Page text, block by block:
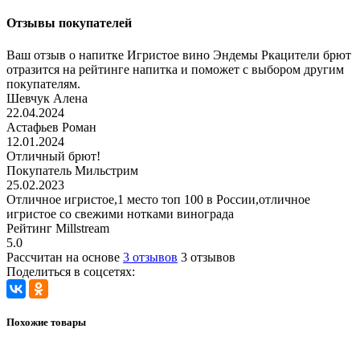
Отзывы покупателей
Ваш отзыв о напитке Игристое вино Эндемы Ркацители брют
отразится на рейтинге напитка и поможет с выбором другим
покупателям.
Шевчук Алена
22.04.2024
Астафьев Роман
12.01.2024
Отличный брют!
Покупатель Мильстрим
25.02.2023
Отличное игристое,1 место топ 100 в России,отличное
игристое со свежими нотками винограда
Рейтинг Millstream
5.0
Рассчитан на основе 3 отзывов 3 отзывов
Поделиться в соцсетях:
Похожие товары